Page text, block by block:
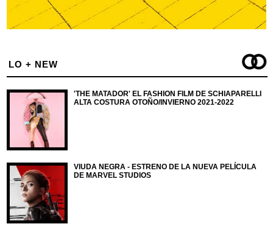
LO + NEW
'THE MATADOR' EL FASHION FILM DE SCHIAPARELLI
ALTA COSTURA OTOÑO/INVIERNO 2021-2022
VIUDA NEGRA - ESTRENO DE LA NUEVA PELÍCULA
DE MARVEL STUDIOS